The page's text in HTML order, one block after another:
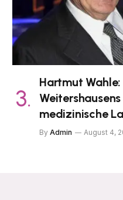
Hartmut
medizinische
By Admin August 4,